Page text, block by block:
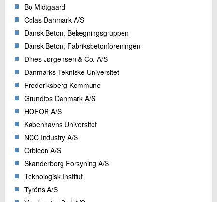
Bo Midtgaard
Colas Danmark A/S
Dansk Beton, Belægningsgruppen
Dansk Beton, Fabriksbetonforeningen
Dines Jørgensen & Co. A/S
Danmarks Tekniske Universitet
Frederiksberg Kommune
Grundfos Danmark A/S
HOFOR A/S
Københavns Universitet
NCC Industry A/S
Orbicon A/S
Skanderborg Forsyning A/S
Teknologisk Institut
Tyréns A/S